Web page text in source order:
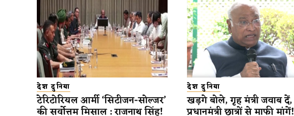
देश दुनिया
टेरिटोरियल आर्मी ‘सिटीजन-सोल्जर’
की सर्वोत्तम मिसाल : राजनाथ सिंह!
देश दुनिया
खड़गे बोले, गृह मंत्री जवाब दें,
प्रधानमंत्री छात्रों से माफी मांगें!